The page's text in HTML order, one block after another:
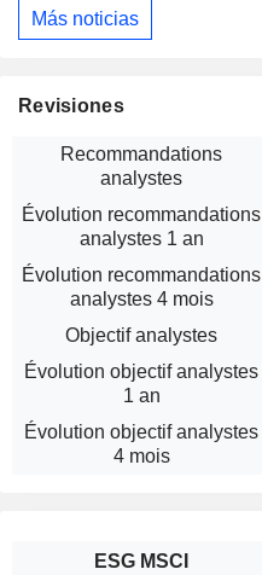
Más noticias
Revisiones
Recommandations
analystes
Évolution recommandations
analystes 1 an
Évolution recommandations
analystes 4 mois
Objectif analystes
Évolution objectif analystes
1 an
Évolution objectif analystes
4 mois
ESG MSCI